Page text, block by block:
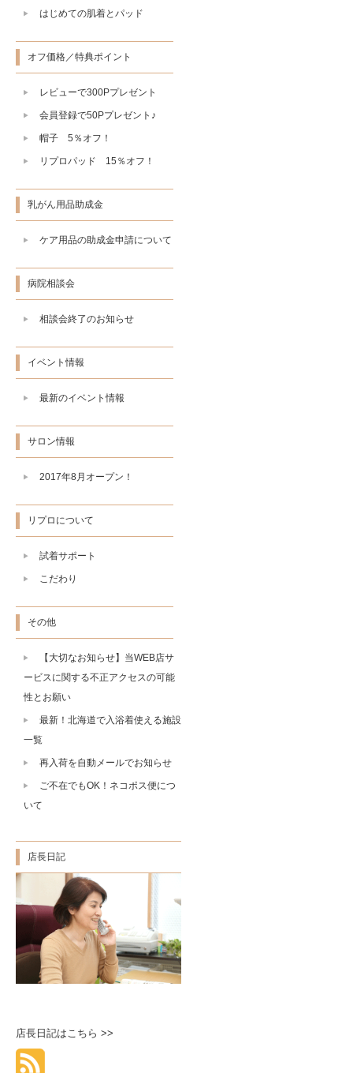
はじめての肌着とパッド
オフ価格／特典ポイント
レビューで300Pプレゼント
会員登録で50Pプレゼント♪
帽子 5％オフ！
リプロパッド 15％オフ！
乳がん用品助成金
ケア用品の助成金申請について
病院相談会
相談会終了のお知らせ
イベント情報
最新のイベント情報
サロン情報
2017年8月オープン！
リプロについて
試着サポート
こだわり
その他
【大切なお知らせ】当WEB店サ
ービスに関する不正アクセスの可能
性とお願い
最新！北海道で入浴着使える施設
一覧
再入荷を自動メールでお知らせ
ご不在でもOK！ネコポス便につ
いて
店長日記
店長日記はこちら >>